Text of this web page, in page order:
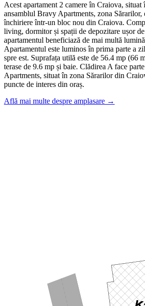
Acest apartament 2 camere în Craiova,
ansamblul Bravy Apartments, zona Sărarilor,
închiriere într-un bloc nou din Craiova.
living, dormitor și spații de depozitare ușor
apartamentul beneficiază de mai multă
Apartamentul este luminos în prima parte a
spre est. Suprafața utilă este de 56.4 mp (66
terase de 9.6 mp și baie. Clădirea A face
Apartments, situat în zona Sărarilor din
puncte de interes din oraș.
Află mai multe despre amplasare →